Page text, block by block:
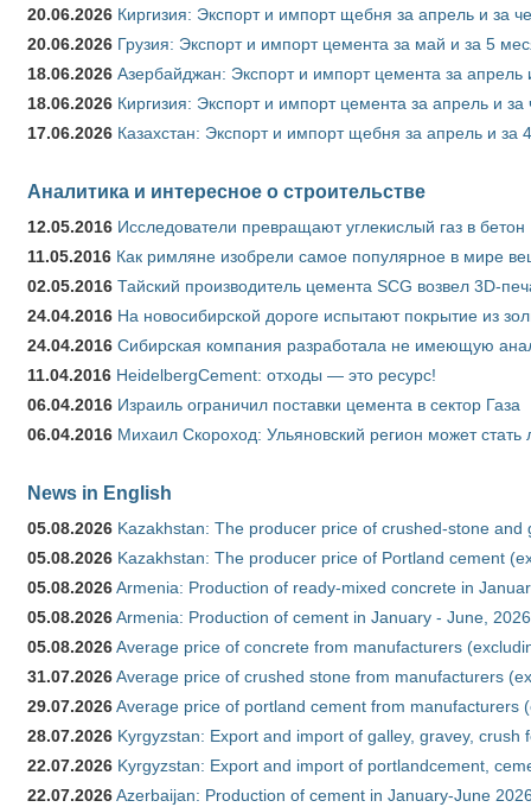
20.06.2026 Киргизия: Экспорт и импорт щебня за апрель и за
20.06.2026 Грузия: Экспорт и импорт цемента за май и за 5
18.06.2026 Азербайджан: Экспорт и импорт цемента за
18.06.2026 Киргизия: Экспорт и импорт цемента за апрель и
17.06.2026 Казахстан: Экспорт и импорт щебня за апрель и за
Аналитика и интересное о строительстве
12.05.2016 Исследователи превращают углекислый газ в бетон
11.05.2016 Как римляне изобрели самое популярное в мире
02.05.2016 Тайский производитель цемента SCG возвел 3D-
24.04.2016 На новосибирской дороге испытают покрытие из
24.04.2016 Сибирская компания разработала не имеющую
11.04.2016 HeidelbergCement: отходы — это ресурс!
06.04.2016 Израиль ограничил поставки цемента в сектор Газа
06.04.2016 Михаил Скороход: Ульяновский регион может
News in English
05.08.2026 Kazakhstan: The producer price of crushed-stone and
05.08.2026 Kazakhstan: The producer price of Portland cement
05.08.2026Armenia: Production of ready-mixed concrete in
05.08.2026Armenia: Production of cement in January - June, 2026
05.08.2026Average price of concrete from manufacturers
31.07.2026Average price of crushed stone from manufacturers
29.07.2026Average price of portland cement from manufacturers
28.07.2026 Kyrgyzstan: Export and import of galley, gravey,
22.07.2026 Kyrgyzstan: Export and import of portlandcement,
22.07.2026Azerbaijan: Production of cement in January-June